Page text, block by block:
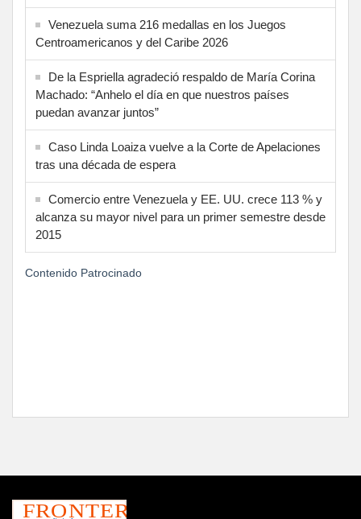
Venezuela suma 216 medallas en los Juegos
Centroamericanos y del Caribe 2026
De la Espriella agradeció respaldo de María Corina
Machado: “Anhelo el día en que nuestros países
puedan avanzar juntos”
Caso Linda Loaiza vuelve a la Corte de Apelaciones
tras una década de espera
Comercio entre Venezuela y EE. UU. crece 113 % y
alcanza su mayor nivel para un primer semestre desde
2015
Contenido Patrocinado